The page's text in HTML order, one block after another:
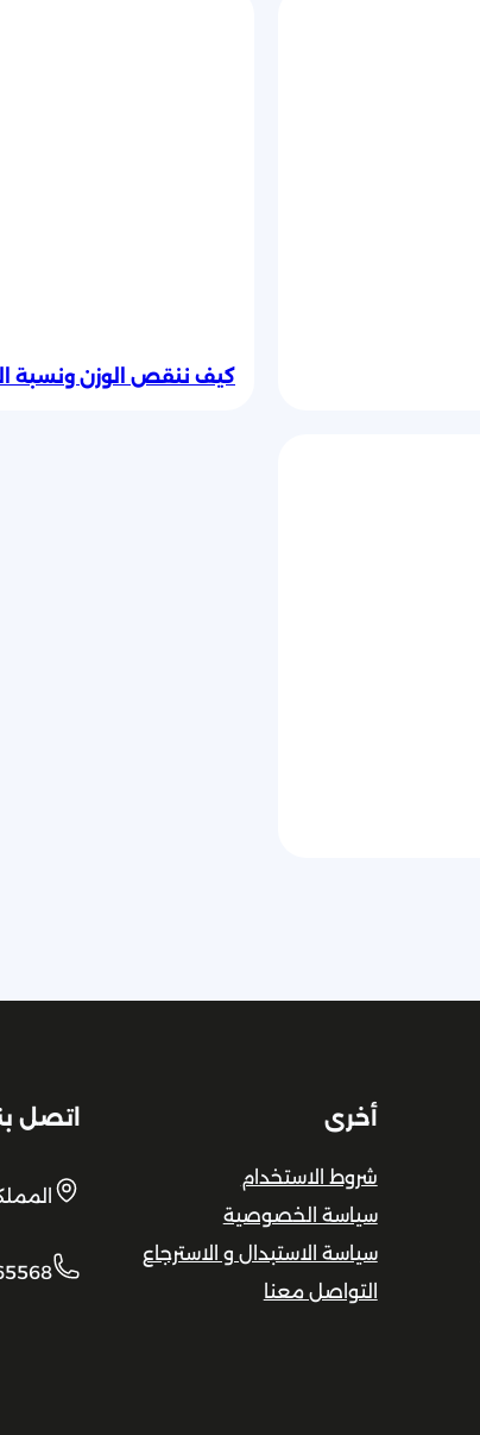
كيف ننقص الوزن ونسبة
أخرى
شروط الاستخدام
سياسة الخصوصية
سياسة الاستبدال و الاسترجاع
التواصل معنا
اتصل